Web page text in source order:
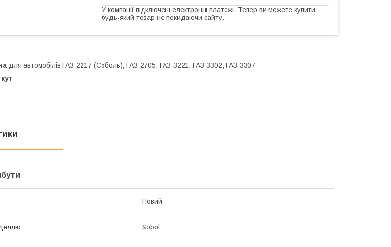
У компанії підключені електронні платежі. Тепер ви можете купити
будь-який товар не покидаючи сайту.
для автомобілів ГАЗ-2217 (Соболь), ГАЗ-2705, ГАЗ-3221, ГАЗ-3302, ГАЗ-3307
Новий
Sobol